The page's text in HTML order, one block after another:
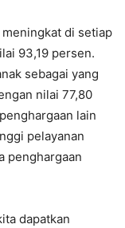
di setiap
93,19 persen.
sebagai yang
nilai 77,80
lain
pelayanan
penghargaan
dapatkan